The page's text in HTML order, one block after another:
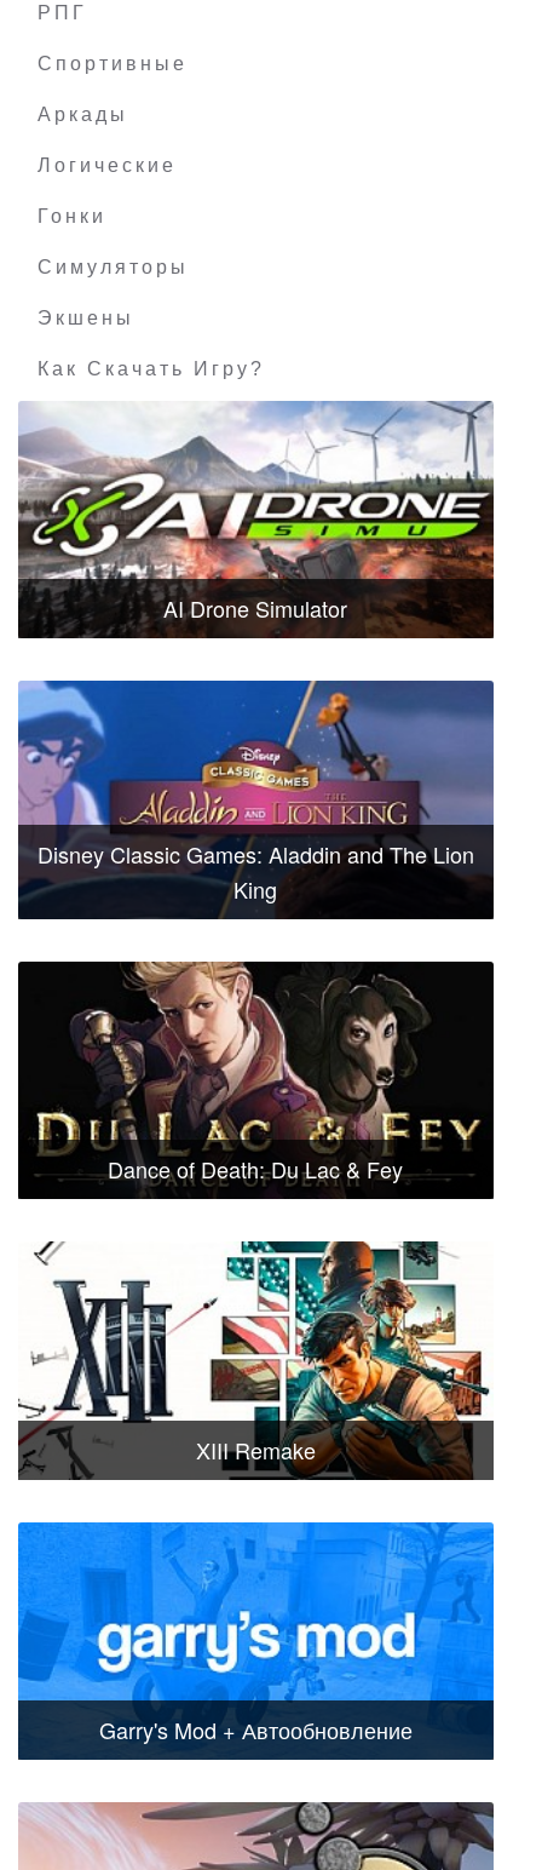
РПГ
Спортивные
Аркады
Логические
Гонки
Симуляторы
Экшены
Как Скачать Игру?
AI Drone Simulator
Disney Classic Games: Aladdin and The Lion
King
Dance of Death: Du Lac & Fey
XIII Remake
Garry's Mod + Автообновление